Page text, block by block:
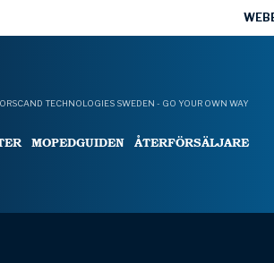
TECHNOLOGIES SWEDEN - GO YOUR OWN WAY
MOPEDGUIDEN ÅTERFÖRSÄLJARE